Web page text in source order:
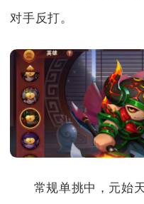
对手反打。
常规单挑中，元始